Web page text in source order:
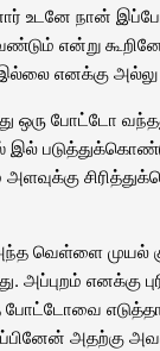
உடனே நான் இப்போ
என்று
இல்லை எனக்கு
ஒரு போட்டோ
இல்
அளவுக்கு
வெள்ளை முயல்
அப்புறம் எனக்கு
அதற்கு